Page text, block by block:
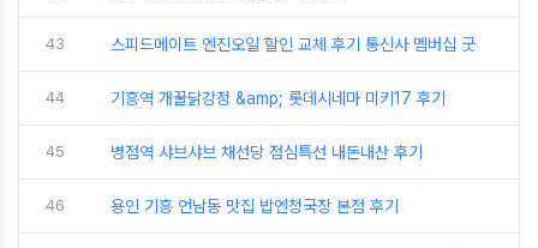
43 스피드메이트 엔진오일 할인 교체 후기 통신사 멤버십 굿
44 기흥역 개꿀닭강정 &amp; 롯데시네마 미키17 후기
45 병점역 샤브샤브 채선당 점심특선 내돈내산 후기
46 용인 기흥 언남동 맛집 밥엔청국장 본점 후기